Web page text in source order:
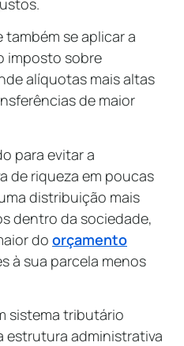
se aplicar a
imposto sobre
alíquotas mais altas
de maior
para evitar a
de riqueza em poucas
distribuição mais
dentro da sociedade,
do orçamento
à sua parcela menos
sistema tributário
estrutura administrativa